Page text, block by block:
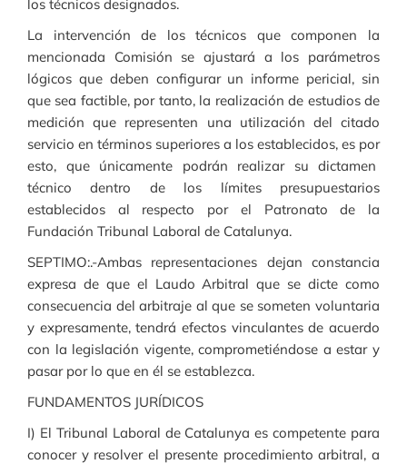
los técnicos designados.
La intervención de los técnicos que componen la
mencionada Comisión se ajustará a los parámetros
lógicos que deben configurar un informe pericial, sin
que sea factible, por tanto, la realización de estudios de
medición que representen una utilización del citado
servicio en términos superiores a los establecidos, es por
esto, que únicamente podrán realizar su dictamen
técnico dentro de los límites presupuestarios
establecidos al respecto por el Patronato de la
Fundación Tribunal Laboral de Catalunya.
SEPTIMO:.-Ambas representaciones dejan constancia
expresa de que el Laudo Arbitral que se dicte como
consecuencia del arbitraje al que se someten voluntaria
y expresamente, tendrá efectos vinculantes de acuerdo
con la legislación vigente, comprometiéndose a estar y
pasar por lo que en él se establezca.
FUNDAMENTOS JURÍDICOS
I) El Tribunal Laboral de Catalunya es competente para
conocer y resolver el presente procedimiento arbitral, a